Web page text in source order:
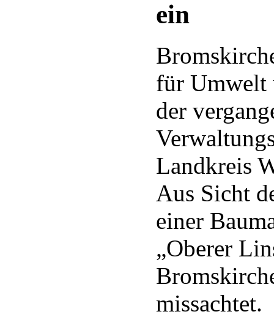
ein
für Umwelt
der
Landkreis
Aus Sicht
einer
„Oberer
missachtet.